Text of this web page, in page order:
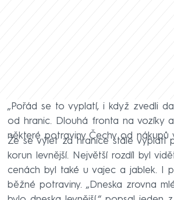
„Pořád se to vyplatí, i když zvedli
od hranic. Dlouhá fronta na vozíky
některé potraviny Čechy od nákupů
Že se výlet za hranice stále vyplatí
korun levnější. Největší rozdíl byl
cenách byl také u vajec a jablek. I
běžné potraviny. „Dneska zrovna